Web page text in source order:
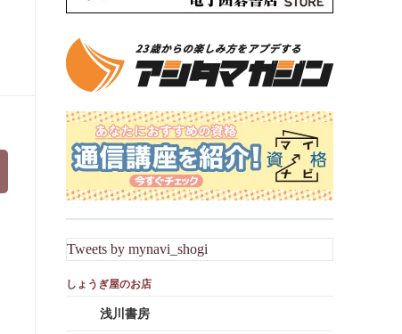
Tweets by mynavi_shogi
浅川書房